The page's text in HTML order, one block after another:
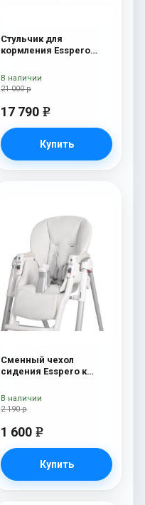
Стульчик для
кормления Esspero
21 000 р
17 790 e
Купить
В наличии
Сменный чехол
сидения Esspero к
кормления Peg-Perego
Diner White
2 190 р
1 600 e
Купить
В наличии